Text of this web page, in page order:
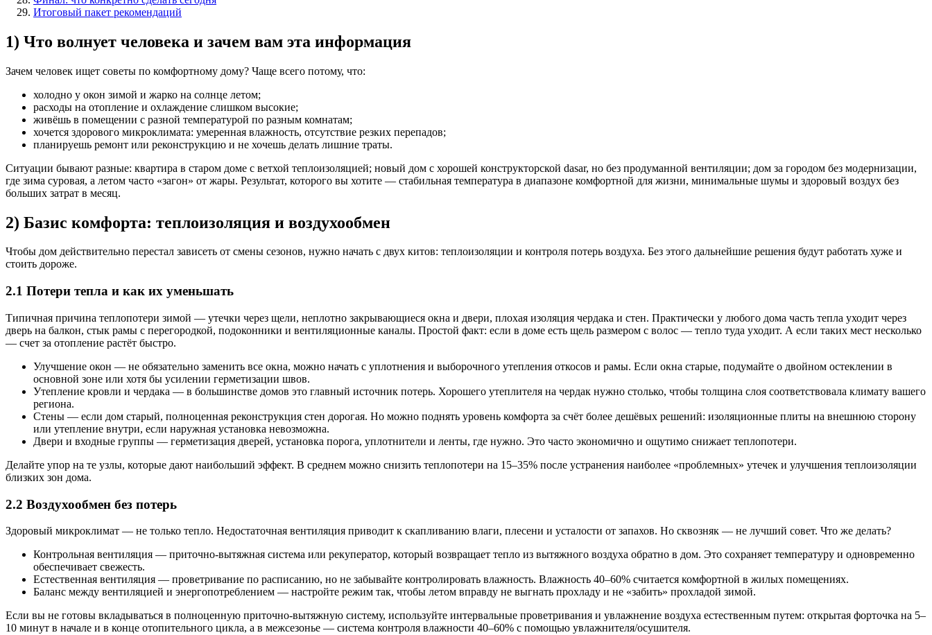
Итоговый пакет рекомендаций
1) Что волнует человека и зачем вам эта информация
Зачем человек ищет советы по комфортному дому? Чаще всего потому, что:
холодно у окон зимой и жарко на солнце летом;
расходы на отопление и охлаждение слишком высокие;
живёшь в помещении с разной температурой по разным комнатам;
хочется здорового микроклиматa: умеренная влажность, отсутствие резких перепадов;
планируешь ремонт или реконструкцию и не хочешь делать лишние траты.
Ситуации бывают разные: квартира в старом доме с ветхой теплоизоляцией; новый дом с хорошей конструкторской dasar, но без продуманной вентиляции; дом за городом без модернизации,
где зима суровая, а летом часто «загон» от жары. Результат, которого вы хотите — стабильная температура в диапазоне комфортной для жизни, минимальные шумы и здоровый воздух без
больших затрат в месяц.
2) Базис комфорта: теплоизоляция и воздухообмен
Чтобы дом действительно перестал зависеть от смены сезонов, нужно начать с двух китов: теплоизоляции и контроля потерь воздуха. Без этого дальнейшие решения будут работать хуже и
стоить дороже.
2.1 Потери тепла и как их уменьшать
Типичная причина теплопотери зимой — утечки через щели, неплотно закрывающиеся окна и двери, плохая изоляция чердака и стен. Практически у любого дома часть тепла уходит через
дверь на балкон, стык рамы с перегородкой, подоконники и вентиляционные каналы. Простой факт: если в доме есть щель размером с волос — тепло туда уходит. А если таких мест несколько
— счет за отопление растёт быстро.
Улучшение окон — не обязательно заменить все окна, можно начать с уплотнения и выборочного утепления откосов и рамы. Если окна старые, подумайте о двойном остеклении в
основной зоне или хотя бы усилении герметизации швов.
Утепление кровли и чердака — в большинстве домов это главный источник потерь. Хорошего утеплителя на чердак нужно столько, чтобы толщина слоя соответствовала климату вашего
региона.
Стены — если дом старый, полноценная реконструкция стен дорогая. Но можно поднять уровень комфорта за счёт более дешёвых решений: изоляционные плиты на внешнюю сторону
или утепление внутри, если наружная установка невозможна.
Двери и входные группы — герметизация дверей, установка порога, уплотнители и ленты, где нужно. Это часто экономично и ощутимо снижает теплопотери.
Делайте упор на те узлы, которые дают наибольший эффект. В среднем можно снизить теплопотери на 15–35% после устранения наиболее «проблемных» утечек и улучшения теплоизоляции
близких зон дома.
2.2 Воздухообмен без потерь
Здоровый микроклимат — не только тепло. Недостаточная вентиляция приводит к скапливанию влаги, плесени и усталости от запахов. Но сквозняк — не лучший совет. Что же делать?
Контрольная вентиляция — приточно-вытяжная система или рекуператор, который возвращает тепло из вытяжного воздуха обратно в дом. Это сохраняет температуру и одновременно
обеспечивает свежесть.
Естественная вентиляция — проветривание по расписанию, но не забывайте контролировать влажность. Влажность 40–60% считается комфортной в жилых помещениях.
Баланс между вентиляцией и энергопотреблением — настройте режим так, чтобы летом вправду не выгнать прохладу и не «забить» прохладой зимой.
Если вы не готовы вкладываться в полноценную приточно-вытяжную систему, используйте интервальные проветривания и увлажнение воздуха естественным путем: открытая форточка на 5–
10 минут в начале и в конце отопительного цикла, а в межсезонье — система контроля влажности 40–60% с помощью увлажнителя/осушителя.